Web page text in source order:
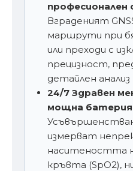
Вграденият
маршрути при
или преходи с
прецизност,
детайлен
24/7 Здравен
мощна
измерват
наситеността
кръвта (SpO2),